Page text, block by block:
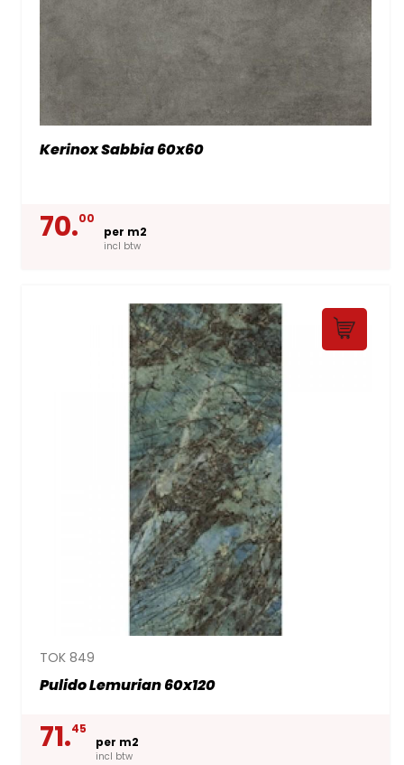
Kerinox Sabbia 60x60
70.00
per m2
incl btw
TOK 849
Pulido Lemurian 60x120
71.45
per m2
incl btw